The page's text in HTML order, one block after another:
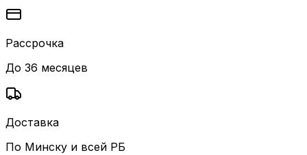
Рассрочка
До 36 месяцев
Доставка
По Минску и всей РБ